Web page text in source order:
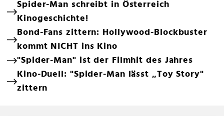
Spider-Man schreibt in Österreich
Kinogeschichte!
Bond-Fans zittern: Hollywood-Blockbuster
kommt NICHT ins Kino
"Spider-Man" ist der Filmhit des Jahres
Kino-Duell: "Spider-Man lässt „Toy Story"
zittern